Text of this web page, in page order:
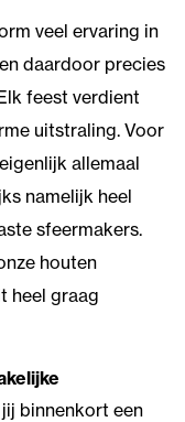
veel ervaring in
daardoor precies
feest verdient
uitstraling. Voor
allemaal
namelijk heel
sfeermakers.
houten
heel graag
binnenkort een